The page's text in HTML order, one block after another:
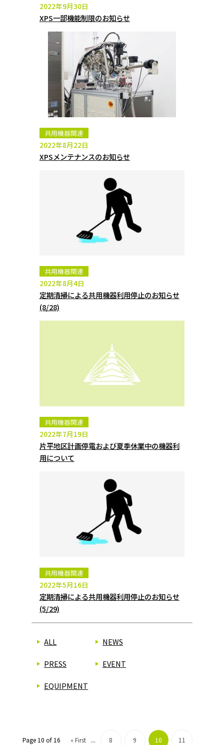
2022年9月30日
XPS一部機能制限のお知らせ
共用機器関連
2022年8月22日
XPSメンテナンスのお知らせ
共用機器関連
2022年8月4日
定期清掃による共用機器利用停止のお知らせ
(8/28)
共用機器関連
2022年7月19日
片平地区計画停電および夏季休業中の機器利
用について
共用機器関連
2022年5月16日
定期清掃による共用機器利用停止のお知らせ
(5/29)
ALL NEWS
PRESS EVENT
EQUIPMENT
Page 10 of 16 « First ... 8 9 10 11